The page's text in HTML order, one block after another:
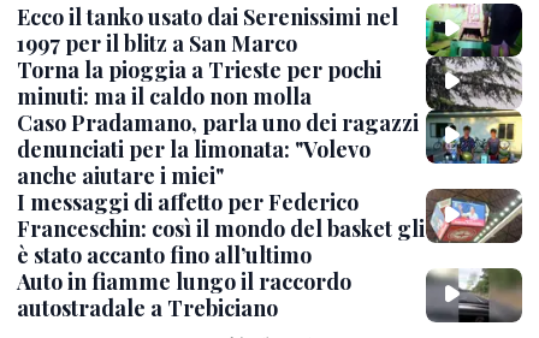
Ecco il tanko usato dai Serenissimi nel
1997 per il blitz a San Marco
Torna la pioggia a Trieste per pochi
minuti: ma il caldo non molla
Caso Pradamano, parla uno dei ragazzi
denunciati per la limonata: "Volevo
anche aiutare i miei"
I messaggi di affetto per Federico
Franceschin: così il mondo del basket gli
è stato accanto fino all’ultimo
Auto in fiamme lungo il raccordo
autostradale a Trebiciano